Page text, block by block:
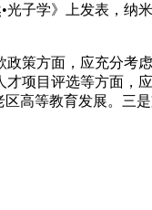
子学》上发表，纳
策方面，应充分考
项目评选等方面，
高等教育发展。三